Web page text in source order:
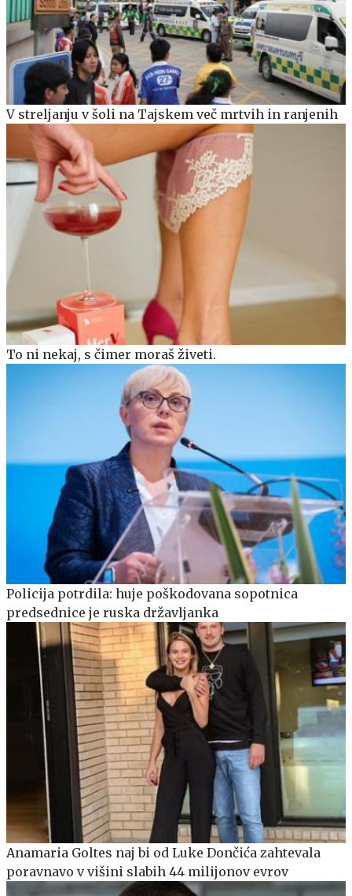
V streljanju v šoli na Tajskem več mrtvih in ranjenih
To ni nekaj, s čimer moraš živeti.
Policija potrdila: huje poškodovana sopotnica
predsednice je ruska državljanka
Anamaria Goltes naj bi od Luke Dončića zahtevala
poravnavo v višini slabih 44 milijonov evrov